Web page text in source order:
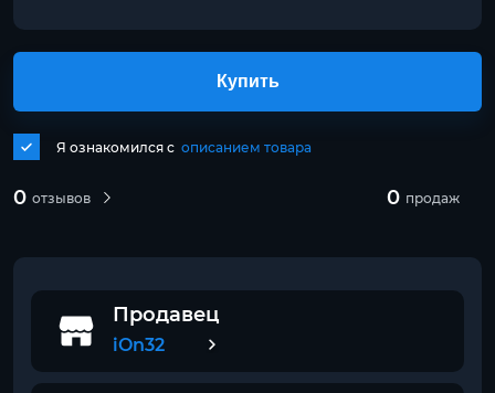
0 отзывов 0 продаж
Я ознакомился с описанием товара
Купить
Продавец
iOn32